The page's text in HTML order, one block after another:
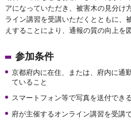
アになっていただき、被害木の見分け
ライン講習を受講いただくとともに、
えすることにより、通報の質の向上を図
参加条件
京都府内に在住、または、府内に通
ていること
スマートフォン等で写真を送付でき
府が主催するオンライン講習を受講